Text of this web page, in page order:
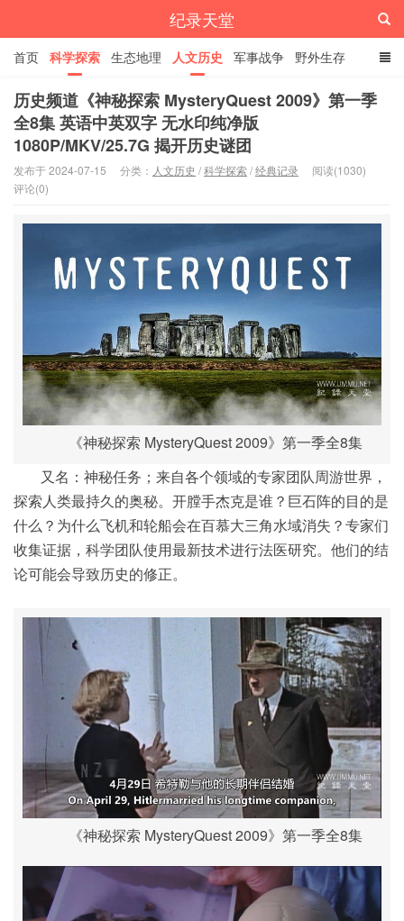
纪录天堂
首页 科学探索 生态地理 人文历史 军事战争 野外生存
经典纪录 4K纪录片 精品资源
历史频道《神秘探索 MysteryQuest 2009》第一季
全8集 英语中英双字 无水印纯净版
1080P/MKV/25.7G 揭开历史谜团
发布于 2024-07-15 分类： 人文历史 /科学探索/经典记录
阅读(1030)
评论(0)
《神秘探索 MysteryQuest 2009》第一季全8集
又名：神秘任务；来自各个领域的专家团队周游世界，
探索人类最持久的奥秘。开膛手杰克是谁？巨石阵的目的是
什么？为什么飞机和轮船会在百慕大三角水域消失？专家们
收集证据，科学团队使用最新技术进行法医研究。他们的结
论可能会导致历史的修正。
《神秘探索 MysteryQuest 2009》第一季全8集